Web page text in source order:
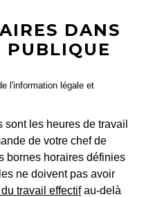
DANS
PUBLIQUE
l'information légale et
les heures de travail
de votre chef de
bornes horaires définies
ne doivent pas avoir
travail effectifau-delà